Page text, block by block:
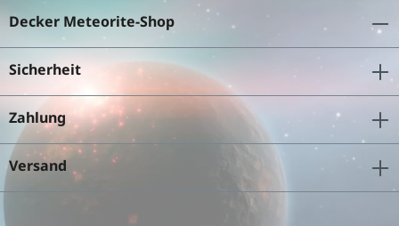
Decker Meteorite-Shop
Sicherheit
Zahlung
Versand